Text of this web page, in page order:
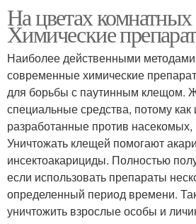
На цветах комнатных
Химические
Наиболее действенными
современные химические
для борьбы с паутинным клещом.
специальные средства, потому как
разработанные против насекомых,
Уничтожать клещей помогают
инсектоакарициды. Полностью
если использовать препараты
определенный период времени.
уничтожить взрослые особы и